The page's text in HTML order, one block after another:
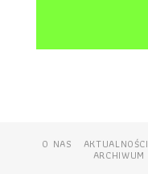
O NAS AKTUALNOŚCI
ARCHIWUM